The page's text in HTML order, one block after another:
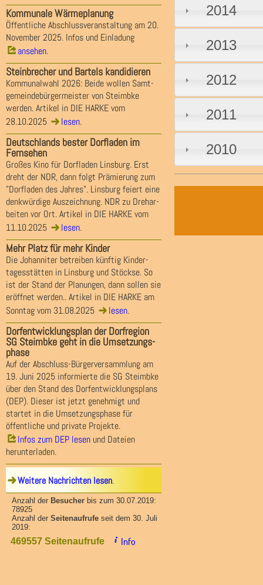
Kommunale Wärmeplanung
Öffentliche Abschlussveranstaltung am 20.
November 2025. Infos und Einladung
ansehen.
Steinbrecher und Bartels kandidieren
Kommunalwahl 2026: Beide wollen Samt-
gemeindebürgermeister von Steimbke
werden. Artikel in DIE HARKE vom
28.10.2025
lesen.
Deutschlands bester Dorfladen im
Fernsehen
Großes Kino für Dorfladen Linsburg. Erst
dreht der NDR, dann folgt Prämierung zum
"Dorfladen des Jahres". Linsburg feiert eine
denkwürdige Auszeichnung. NDR zu Drehar-
beiten vor Ort. Artikel in DIE HARKE vom
11.10.2025
lesen.
Mehr Platz für mehr Kinder
Die Johanniter betreiben künftig Kinder-
tagesstätten in Linsburg und Stöckse. So
ist der Stand der Planungen, dann sollen sie
eröffnet werden.. Artikel in DIE HARKE am
Sonntag vom 31.08.2025
lesen.
Dorfentwicklungsplan der Dorfregion
SG Steimbke geht in die Umsetzungs-
phase
Auf der Abschluss-Bürgerversammlung am
19. Juni 2025 informierte die SG Steimbke
über den Stand des Dorfentwicklungsplans
(DEP). Dieser ist jetzt genehmigt und
startet in die Umsetzungsphase für
öffentliche und private Projekte.
Infos zum DEP lesen und Dateien
herunterladen.
Weitere Nachrichten lesen.
Anzahl der Besucher bis zum 30.07.2019:
78925
Anzahl der Seitenaufrufe seit dem 30. Juli
2019:
Info
2014
2013
2012
2011
2010